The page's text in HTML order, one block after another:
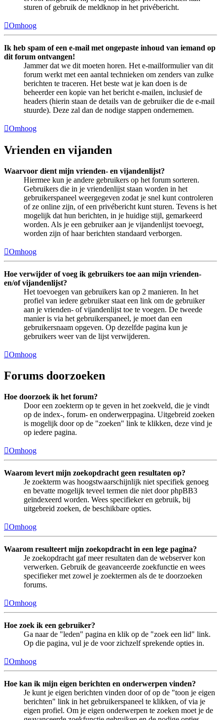
sturen of gebruik de meldknop in het privébericht.
Omhoog
Ik heb spam of een e-mail met ongepaste inhoud van iemand op
dit forum ontvangen!
Jammer dat we dit moeten horen. Het e-mailformulier van dit
forum werkt met een aantal technieken om zenders van zulke
berichten te traceren. Het beste wat je kan doen is de
beheerder een kopie van het bericht e-mailen, inclusief de
headers (hierin staan de details van de gebruiker die de e-mail
stuurde). Deze zal dan de nodige stappen ondernemen.
Omhoog
Vrienden en vijanden
Waarvoor dient mijn vrienden- en vijandenlijst?
Hiermee kun je andere gebruikers op het forum sorteren.
Gebruikers die in je vriendenlijst staan worden in het
gebruikerspaneel weergegeven zodat je snel kunt controleren
of ze online zijn, of een privébericht kunt sturen. Tevens is het
mogelijk dat hun berichten, in je huidige stijl, gemarkeerd
worden. Als je een gebruiker aan je vijandenlijst toevoegt,
worden zijn of haar berichten standaard verborgen.
Omhoog
Hoe verwijder of voeg ik gebruikers toe aan mijn vrienden-
en/of vijandenlijst?
Het toevoegen van gebruikers kan op 2 manieren. In het
profiel van iedere gebruiker staat een link om de gebruiker
aan je vrienden- of vijandenlijst toe te voegen. De tweede
manier is via het gebruikerspaneel, je moet dan een
gebruikersnaam opgeven. Op dezelfde pagina kun je
gebruikers weer van de lijst verwijderen.
Omhoog
Forums doorzoeken
Hoe doorzoek ik het forum?
Door een zoekterm op te geven in het zoekveld, die je vindt
op de index-, forum- en onderwerppagina. Uitgebreid zoeken
is mogelijk door op de "zoeken" link te klikken, deze vind je
op iedere pagina.
Omhoog
Waarom levert mijn zoekopdracht geen resultaten op?
Je zoekterm was hoogstwaarschijnlijk niet specifiek genoeg
en bevatte mogelijk teveel termen die niet door phpBB3
geïndexeerd worden. Wees specifieker en gebruik, bij
uitgebreid zoeken, de beschikbare opties.
Omhoog
Waarom resulteert mijn zoekopdracht in een lege pagina?
Je zoekopdracht gaf meer resultaten dan de webserver kon
verwerken. Gebruik de geavanceerde zoekfunctie en wees
specifieker met zowel je zoektermen als de te doorzoeken
forums.
Omhoog
Hoe zoek ik een gebruiker?
Ga naar de "leden" pagina en klik op de "zoek een lid" link.
Op die pagina, vul je de voor zichzelf sprekende opties in.
Omhoog
Hoe kan ik mijn eigen berichten en onderwerpen vinden?
Je kunt je eigen berichten vinden door of op de "toon je eigen
berichten" link in het gebruikerspaneel te klikken, of via je
eigen profiel. Om je eigen onderwerpen te zoeken moet je de